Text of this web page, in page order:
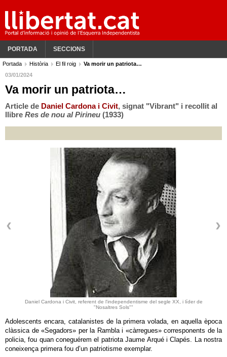
PORTADA SECCIONS
Portada Història El fil roig
Va morir un patriota…
03/01/2024
Va morir un patriota…
Article de Daniel Cardona i Civit, signat "Vibrant" i recollit al
llibre Res de nou al Pirineu (1933)
Daniel Cardona i Civit, referent de l'independentisme del segle XX, i líder de
"Nosaltres Sols""
Adolescents encara, catalanistes de la primera volada, en aquella època
clàssica de «Segadors» per la Rambla i «càrregues» corresponents de la
policia, fou quan coneguérem el patriota Jaume Arqué i Clapés. La nostra
coneixença primera fou d’un patriotisme exemplar.